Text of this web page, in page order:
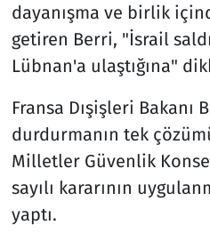
dayanışma ve birlik
getiren Berri, "İsrail
Lübnan'a ulaştığına"
Fransa Dışişleri Bakanı
durdurmanın tek
Milletler Güvenlik
sayılı kararının
yaptı.